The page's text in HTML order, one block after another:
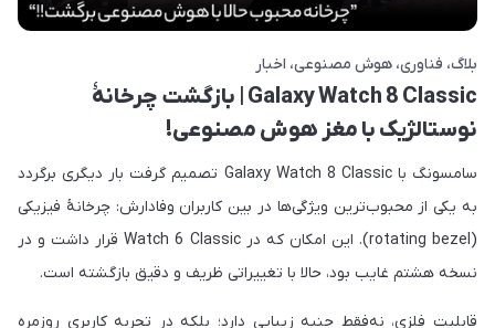
بلاگ فناوری هوش مصنوعی اخبار
Galaxy Watch 8 Classic | بازگشت چرخانۀ
نوستالژیک با مغز هوش مصنوعی!
سامسونگ با Galaxy Watch 8 Classic تصمیم گرفت بار دیگری برگردد
به یکی از محبوب‌ترین ویژگی‌ها در بین کاربران وفادارش: چرخانۀ فیزیکی
(rotating bezel). این امکان که در Watch 6 Classic قرار داشت و در
نسخه هشتم غایب بود، حالا با تغییراتی ظریف و دقیق بازگشته است.
قابلیت فلزی، نه‌فقط جنبه زیبایی دارد؛ بلکه در تجربه کاربری روزمره